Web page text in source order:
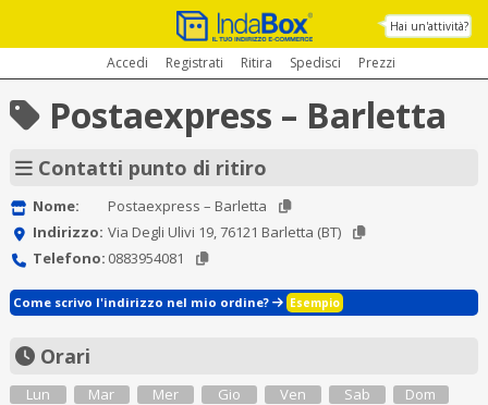
Hai un'attività?
Accedi Registrati Ritira Spedisci Prezzi
Postaexpress – Barletta
Contatti punto di ritiro
Nome:
Postaexpress – Barletta
Indirizzo: Via Degli Ulivi 19, 76121 Barletta (BT)
Telefono: 0883954081
Come scrivo l'indirizzo nel mio ordine? Esempio
Orari
Lun
Mar
Mer
Gio
Ven
Sab
Dom